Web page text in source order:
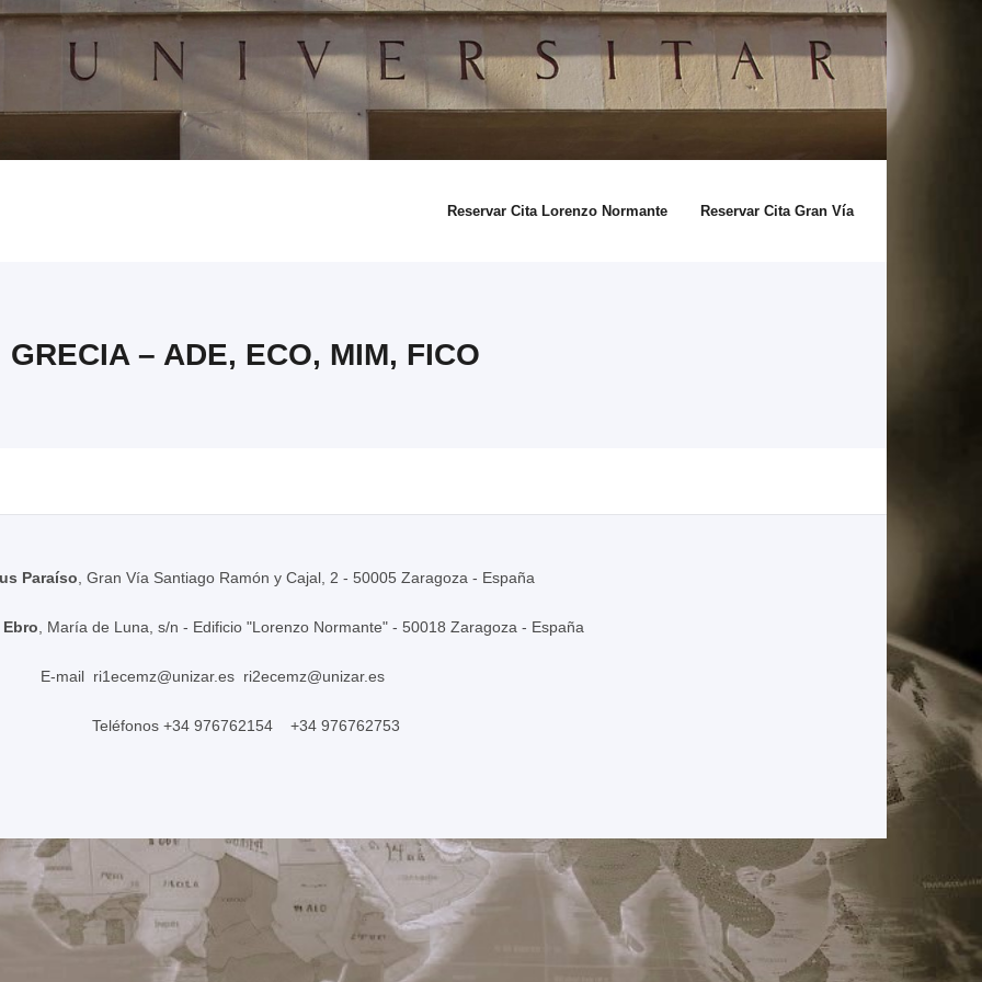
Reservar Cita Lorenzo Normante Reservar Cita Gran Vía
GRECIA – ADE, ECO, MIM, FICO
Paraíso , Gran Vía Santiago Ramón y Cajal, 2 - 50005 Zaragoza - España
, María de Luna, s/n - Edificio "Lorenzo Normante" - 50018 Zaragoza - España
E-mail ri1ecemz@unizar.es ri2ecemz@unizar.es
Teléfonos +34 976762154 +34 976762753